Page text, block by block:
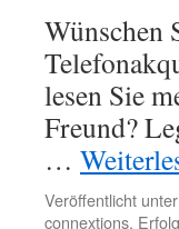
Wünschen
lesen Sie
Freund?
…
Veröffentlicht unter
connextions, Erfolg